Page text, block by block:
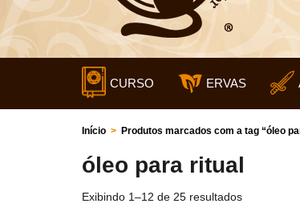
CURSO ERVAS
Início > Produtos marcados com a tag “óleo
óleo para ritual
Exibindo 1–12 de 25 resultados